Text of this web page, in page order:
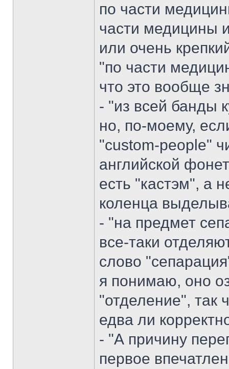
по части
части медицины
или очень
"по части
что это вообще
- "из всей банды
но, по-моему,
"custom-people"
английской
есть "кастэм", а
коленца
- "на предмет
все-таки
слово
я понимаю, оно
"отделение", так
едва ли
- "А причину
первое